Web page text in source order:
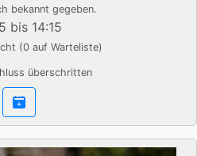
bekannt gegeben.
bis 14:15
(0 auf Warteliste)
überschritten